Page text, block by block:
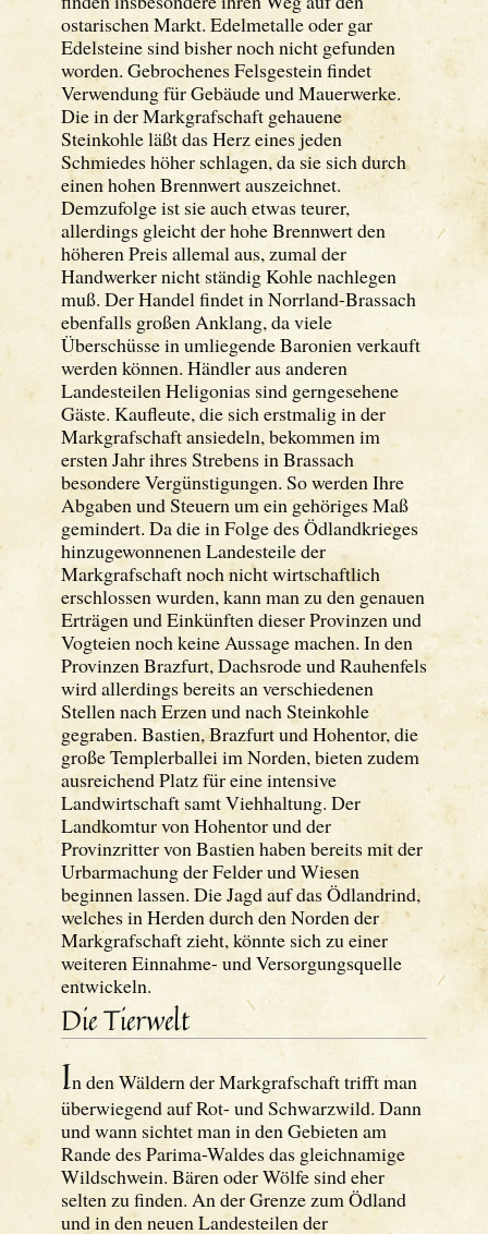
ostarischen Markt. Edelmetalle oder gar
Edelsteine sind bisher noch nicht gefunden
worden. Gebrochenes Felsgestein findet
Verwendung für Gebäude und Mauerwerke.
Die in der Markgrafschaft gehauene
Steinkohle läßt das Herz eines jeden
Schmiedes höher schlagen, da sie sich durch
einen hohen Brennwert auszeichnet.
Demzufolge ist sie auch etwas teurer,
allerdings gleicht der hohe Brennwert den
höheren Preis allemal aus, zumal der
Handwerker nicht ständig Kohle nachlegen
muß. Der Handel findet in Norrland-Brassach
ebenfalls großen Anklang, da viele
Überschüsse in umliegende Baronien verkauft
werden können. Händler aus anderen
Landesteilen Heligonias sind gerngesehene
Gäste. Kaufleute, die sich erstmalig in der
Markgrafschaft ansiedeln, bekommen im
ersten Jahr ihres Strebens in Brassach
besondere Vergünstigungen. So werden Ihre
Abgaben und Steuern um ein gehöriges Maß
gemindert. Da die in Folge des Ödlandkrieges
hinzugewonnenen Landesteile der
Markgrafschaft noch nicht wirtschaftlich
erschlossen wurden, kann man zu den genauen
Erträgen und Einkünften dieser Provinzen und
Vogteien noch keine Aussage machen. In den
Provinzen Brazfurt, Dachsrode und Rauhenfels
wird allerdings bereits an verschiedenen
Stellen nach Erzen und nach Steinkohle
gegraben. Bastien, Brazfurt und Hohentor, die
große Templerballei im Norden, bieten zudem
ausreichend Platz für eine intensive
Landwirtschaft samt Viehhaltung. Der
Landkomtur von Hohentor und der
Provinzritter von Bastien haben bereits mit der
Urbarmachung der Felder und Wiesen
beginnen lassen. Die Jagd auf das Ödlandrind,
welches in Herden durch den Norden der
Markgrafschaft zieht, könnte sich zu einer
weiteren Einnahme- und Versorgungsquelle
entwickeln.
Die Tierwelt
In den Wäldern der Markgrafschaft trifft man
überwiegend auf Rot- und Schwarzwild. Dann
und wann sichtet man in den Gebieten am
Rande des Parima-Waldes das gleichnamige
Wildschwein. Bären oder Wölfe sind eher
selten zu finden. An der Grenze zum Ödland
und in den neuen Landesteilen der